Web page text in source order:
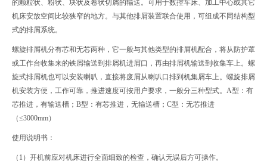
的颗粒状、粉状、块状及卷状切屑的输送。可用于数控车床、加工中心或其它
机床安放空间比较狭窄的地方。与其他排屑装置联合使用，可组成不同结构型
式的排屑系统。
螺旋排屑机分有芯和无芯两种，它一般与其他类型的排屑机配合，将从防护罩
或工作台收集来的铁屑输送到排屑机进屑口，再由排屑机输送到收集车上。螺
旋式排屑机也可以安装喇叭，直接将废屑从喇叭口排到机集屑车上。螺旋排屑
机安装方便，工作可靠，推进速度可按用户要求，一般分三种型式。A型：有
芯推进，有输送槽；B型：有芯推进，无输送槽；C型：无芯推进
（≤3000mm）
使用说明书：
（1）开机前应对机床进行全面细致的检查，确认无误后方可操作。